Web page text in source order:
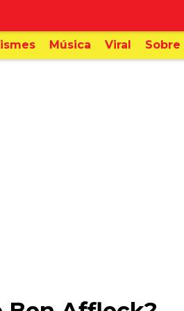
Música Viral Sobre